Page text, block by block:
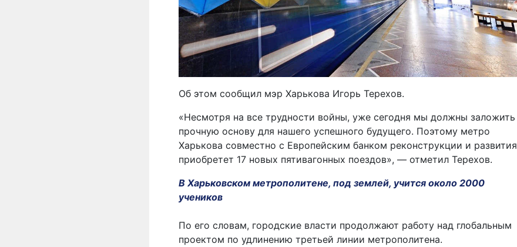
Об этом сообщил мэр Харькова Игорь Терехов.
«Несмотря на все трудности войны, уже сегодня мы должны заложить
прочную основу для нашего успешного будущего. Поэтому метро
Харькова совместно с Европейским банком реконструкции и развития
приобретет 17 новых пятивагонных поездов», — отметил Терехов.
В Харьковском метрополитене, под землей, учится около 2000
учеников
По его словам, городские власти продолжают работу над глобальным
проектом по удлинению третьей линии метрополитена.